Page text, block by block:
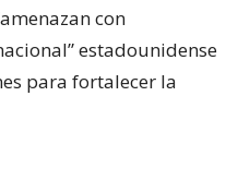
con
estadounidense
para fortalecer la